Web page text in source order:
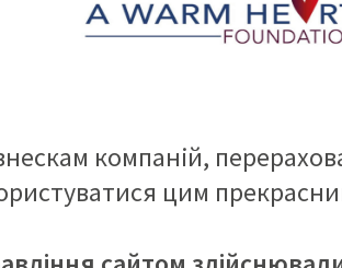
компаній,
цим